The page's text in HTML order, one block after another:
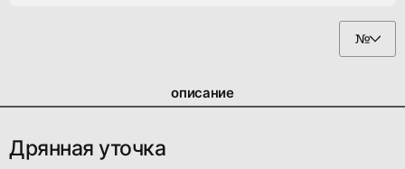
описание
Дрянная уточка